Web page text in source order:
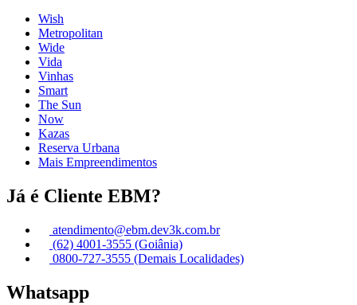
Wish
Metropolitan
Wide
Vida
Vinhas
Smart
The Sun
Now
Kazas
Reserva Urbana
Mais Empreendimentos
Já é Cliente EBM?
atendimento@ebm.dev3k.com.br
(62) 4001-3555 (Goiânia)
0800-727-3555 (Demais Localidades)
Whatsapp